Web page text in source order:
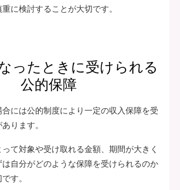
に検討することが大切です。
ったときに受けられる
公的保障
には公的制度により一定の収入保障を受
ります。
て対象や受け取れる金額、期間が大きく
自分がどのような保障を受けられるのか
す。